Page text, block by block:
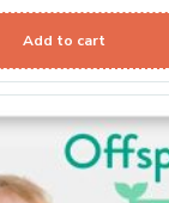
Add to cart